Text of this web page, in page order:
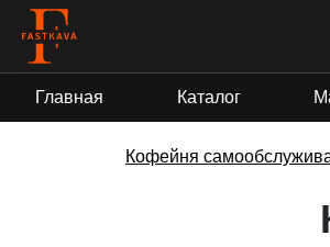
Главная Каталог
Кофейня